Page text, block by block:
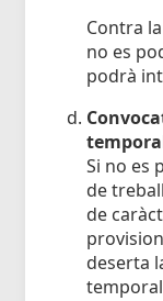
Contra
no es
podrà
Si no es
de
de
deserta